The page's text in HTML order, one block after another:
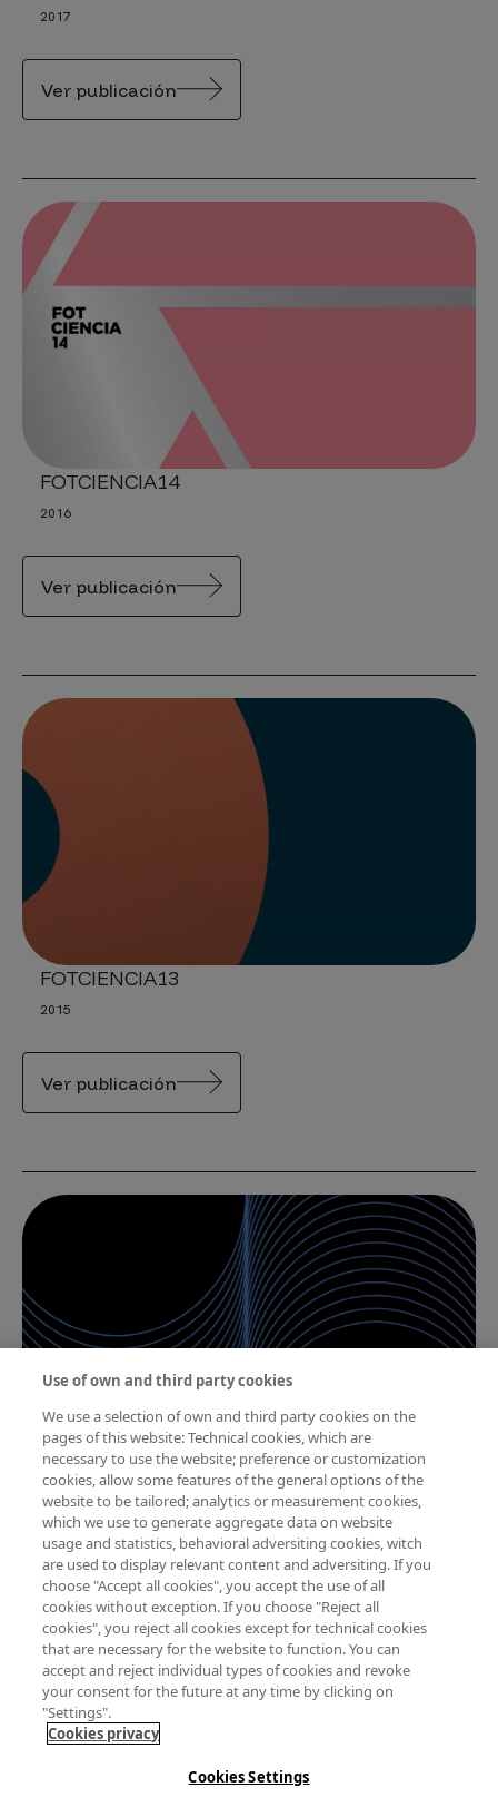
2017
Ver publicación
FOTCIENCIA14
2016
Ver publicación
FOTCIENCIA13
2015
Ver publicación
FOTCIENCIA12
2014
Ver publicación
Paginación
Página actual
1 Página
2 Siguiente página
Siguiente >
Use of own and third party cookies
We use a selection of own and third party cookies on the
pages of this website: Technical cookies, which are
necessary to use the website; preference or customization
cookies, allow some features of the general options of the
website to be tailored; analytics or measurement cookies,
which we use to generate aggregate data on website
usage and statistics, behavioral adversiting cookies, witch
are used to display relevant content and adversiting. If you
choose "Accept all cookies", you accept the use of all
cookies without exception. If you choose "Reject all
cookies", you reject all cookies except for technical cookies
that are necessary for the website to function. You can
accept and reject individual types of cookies and revoke
your consent for the future at any time by clicking on
"Settings".
Cookies privacy
Cookies Settings